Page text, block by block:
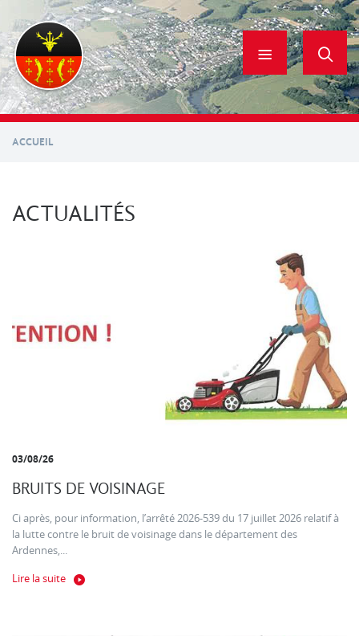
contenu
principal
ACCUEIL
ACTUALITÉS
03/08/26
BRUITS DE VOISINAGE
Ci après, pour information, l’arrêté 2026-539 du 17 juillet 2026 relatif à
la lutte contre le bruit de voisinage dans le département des
Ardennes,...
Lire la suite